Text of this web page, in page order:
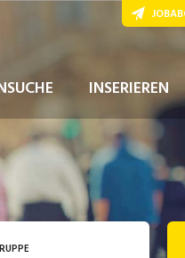
INSERIEREN